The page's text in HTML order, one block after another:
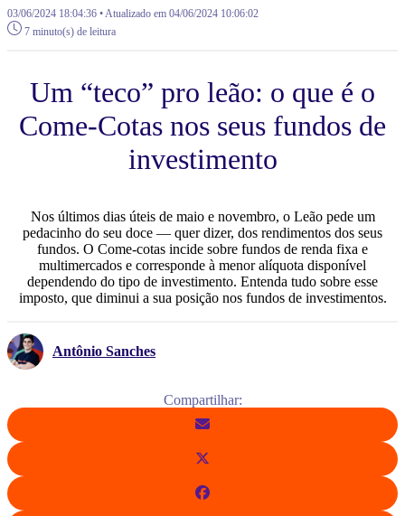
03/06/2024 18:04:36 • Atualizado em 04/06/2024 10:06:02
7 minuto(s) de leitura
Um “teco” pro leão: o que é o
Come-Cotas nos seus fundos de
investimento
Nos últimos dias úteis de maio e novembro, o Leão pede um
pedacinho do seu doce — quer dizer, dos rendimentos dos seus
fundos. O Come-cotas incide sobre fundos de renda fixa e
multimercados e corresponde à menor alíquota disponível
dependendo do tipo de investimento. Entenda tudo sobre esse
imposto, que diminui a sua posição nos fundos de investimentos.
Antônio Sanches
Compartilhar: